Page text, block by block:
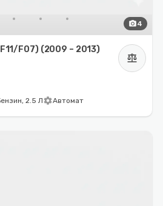
photo_camera4
F07) (2009 – 2013)
balance
2.5 ЛsettingsАвтомат